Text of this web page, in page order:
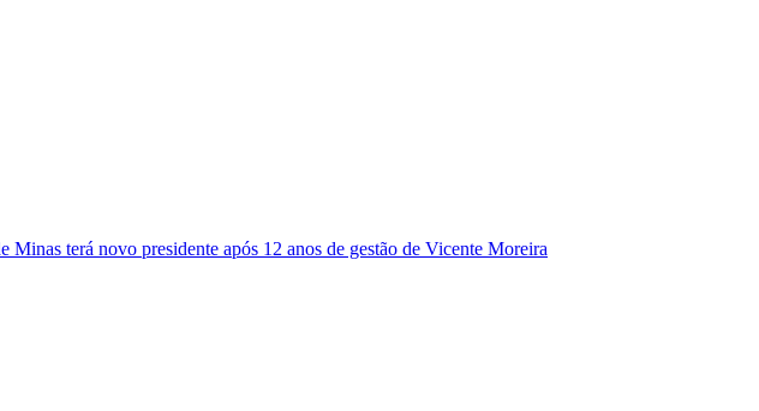
Minas terá novo presidente após 12 anos de gestão de Vicente Moreira